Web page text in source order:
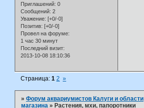
Приглашений: 0
Сообщений: 2
Уважение: [+0/-0]
Позитив: [+0/-0]
Провел на форуме:
1 час 30 минут
Последний визит:
2013-10-08 18:10:36
Страница:1 2 »
»Форум аквариумистов Калуги и области
магазина » Растения, мхи, папоротники